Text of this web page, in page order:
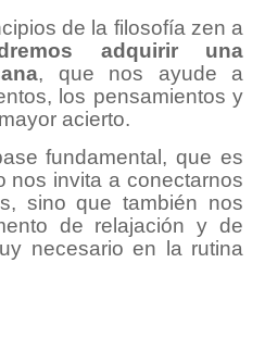
de la filosofía zen a
adquirir una
, que nos ayude a
los pensamientos y
acierto.
fundamental, que es
nos invita a conectarnos
sino que también nos
de relajación y de
necesario en la rutina